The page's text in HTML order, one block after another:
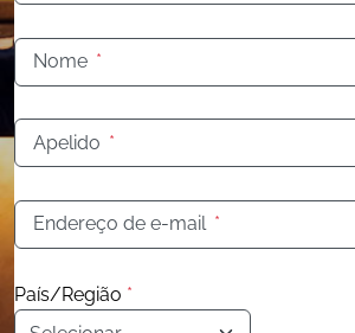
Nome *
Apelido *
Endereço de e-mail *
País/Região *